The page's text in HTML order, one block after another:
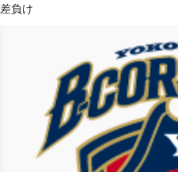
差負け